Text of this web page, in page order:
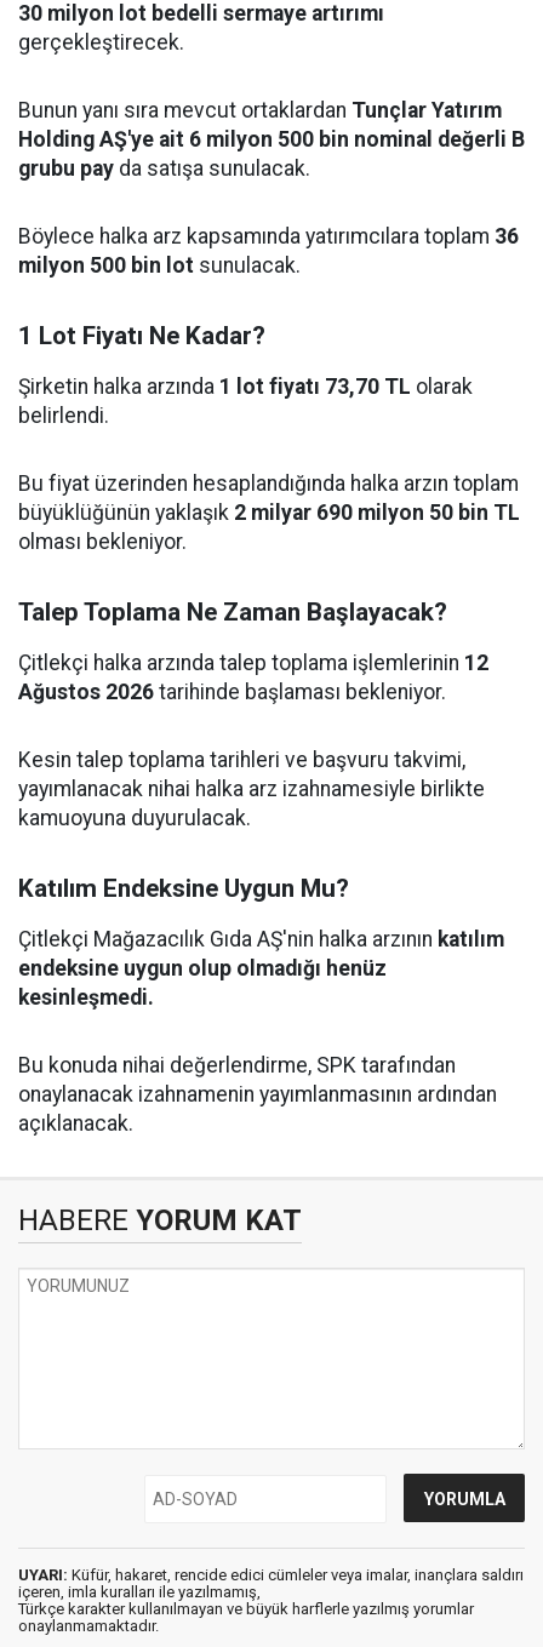
30 milyon lot bedelli sermaye artırımı
gerçekleştirecek.
Bunun yanı sıra mevcut ortaklardan Tunçlar Yatırım
Holding AŞ'ye ait 6 milyon 500 bin nominal değerli B
grubu pay da satışa sunulacak.
Böylece halka arz kapsamında yatırımcılara toplam 36
milyon 500 bin lot sunulacak.
1 Lot Fiyatı Ne Kadar?
Şirketin halka arzında 1 lot fiyatı 73,70 TL olarak
belirlendi.
Bu fiyat üzerinden hesaplandığında halka arzın toplam
büyüklüğünün yaklaşık 2 milyar 690 milyon 50 bin TL
olması bekleniyor.
Talep Toplama Ne Zaman Başlayacak?
Çitlekçi halka arzında talep toplama işlemlerinin 12
Ağustos 2026 tarihinde başlaması bekleniyor.
Kesin talep toplama tarihleri ve başvuru takvimi,
yayımlanacak nihai halka arz izahnamesiyle birlikte
kamuoyuna duyurulacak.
Katılım Endeksine Uygun Mu?
Çitlekçi Mağazacılık Gıda AŞ'nin halka arzının katılım
endeksine uygun olup olmadığı henüz
kesinleşmedi.
Bu konuda nihai değerlendirme, SPK tarafından
onaylanacak izahnamenin yayımlanmasının ardından
açıklanacak.
HABERE YORUM KAT
UYARI: Küfür, hakaret, rencide edici cümleler veya imalar, inançlara saldırı
içeren, imla kuralları ile yazılmamış,
Türkçe karakter kullanılmayan ve büyük harflerle yazılmış yorumlar
onaylanmamaktadır.